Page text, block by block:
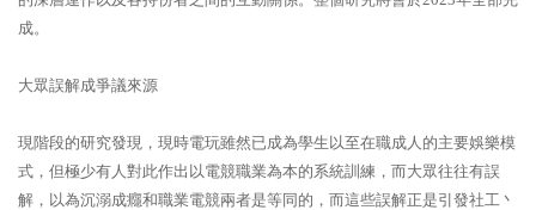
成。
大眾誤解成爭議來源
現階段的研究發現，現時電玩雖然已成為學生以至在職成人的主要娛樂模
式，但極少有人對此作出以電競職業為本的系統訓練，而大眾往往有誤
解，以為沉溺成癮和職業電競兩者是等同的，而這些誤解正是引發社工丶